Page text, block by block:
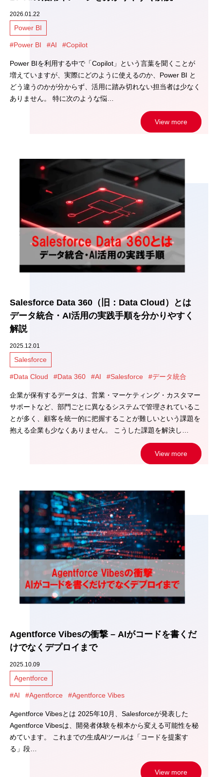
2026.01.22
Power BI
#Power BI #AI #Copilot
Power BIを利用する中で「Copilot」という言葉を聞くことが
増えていますが、実際にどのように使えるのか、Power BI と
どう違うのかが分からず、活用に踏み切れない担当者は少なく
ありません。 特に次のような悩…
View more
Salesforce Data 360（旧：Data Cloud）とは
データ統合・AI活用の実践手順を分かりやすく
解説
2025.12.01
Salesforce
#Data Cloud #Data 360 #AI #Salesforce #データ統合
企業が保有するデータは、営業・マーケティング・カスタマー
サポートなど、部門ごとに異なるシステムで管理されているこ
とが多く、顧客を統一的に把握することが難しいという課題を
抱える企業も少なくありません。 こうした課題を解決し…
View more
Agentforce Vibesの衝撃 – AIがコードを書くだ
けでなくデプロイまで
2025.10.09
Agentforce
#AI #Agentforce #Agentforce Vibes
Agentforce Vibesとは 2025年10月、Salesforceが発表した
Agentforce Vibesは、開発者体験を根本から変える可能性を秘
めています。 これまでの生成AIツールは「コードを提案す
る」段…
View more